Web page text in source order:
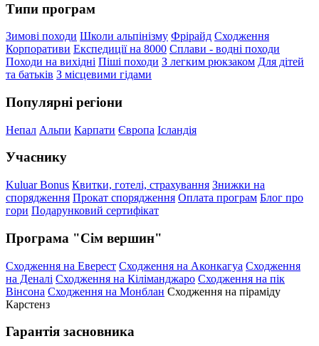
Типи програм
Зимові походи Школи альпінізму Фрірайд Сходження
Корпоративи Експедиції на 8000 Сплави - водні походи
Походи на вихідні Піші походи З легким рюкзаком Для дітей
та батьків З місцевими гідами
Популярні регіони
Непал Альпи Карпати Європа Ісландія
Учаснику
Kuluar Bonus Квитки, готелі, страхування Знижки на
спорядження Прокат спорядження Оплата програм Блог про
гори Подарунковий сертифікат
Програма "Сім вершин"
Сходження на Еверест Сходження на Аконкагуа Сходження
на Деналі Сходження на Кіліманджаро Сходження на пік
Вінсона Сходження на Монблан Сходження на піраміду
Карстенз
Гарантія засновника